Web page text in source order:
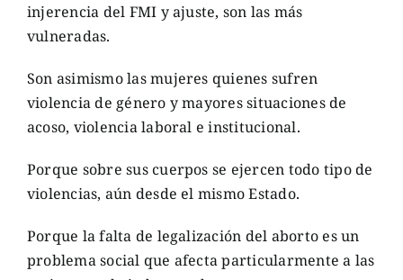
injerencia del FMI y ajuste, son las más
vulneradas.
Son asimismo las mujeres quienes sufren
violencia de género y mayores situaciones de
acoso, violencia laboral e institucional.
Porque sobre sus cuerpos se ejercen todo tipo de
violencias, aún desde el mismo Estado.
Porque la falta de legalización del aborto es un
problema social que afecta particularmente a las